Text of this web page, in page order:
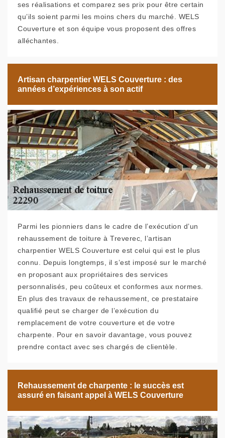
ses réalisations et comparez ses prix pour être certain
qu’ils soient parmi les moins chers du marché. WELS
Couverture et son équipe vous proposent des offres
alléchantes.
Artisan charpentier WELS Couverture : des
années d’expériences à son actif
Parmi les pionniers dans le cadre de l’exécution d’un
rehaussement de toiture à Treverec, l’artisan
charpentier WELS Couverture est celui qui est le plus
connu. Depuis longtemps, il s’est imposé sur le marché
en proposant aux propriétaires des services
personnalisés, peu coûteux et conformes aux normes.
En plus des travaux de rehaussement, ce prestataire
qualifié peut se charger de l’exécution du
remplacement de votre couverture et de votre
charpente. Pour en savoir davantage, vous pouvez
prendre contact avec ses chargés de clientèle.
Rehaussement de charpente : le succès est
assuré en faisant appel à WELS Couverture